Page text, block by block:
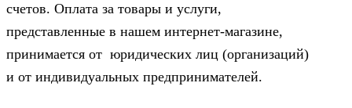
счетов. Оплата за товары и услуги,
представленные в нашем интернет-магазине,
принимается от юридических лиц (организаций)
и от индивидуальных предпринимателей.